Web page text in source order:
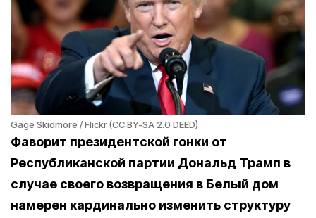
Gage Skidmore / Flickr (CC BY-SA 2.0 DEED)
Фаворит президентской гонки от
Республиканской партии Дональд Трамп в
случае своего возвращения в Белый дом
намерен кардинально изменить структуру